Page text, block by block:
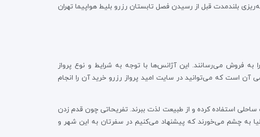
بلندمدت قبل از رسیدن فصل تابستان رزرو بلیط هواپیما تهران
به فروش می‌رسانند. این آژانس‌ها با توجه به شرایط و نوع پرواز
آن است که می‌توانید در سایت امید پرواز رزرو خرید آن را انجام
ساحلی استفاده کرده و از طبیعت لذت ببرند. تفریحاتی چون قدم زدن
به چشم می‌خورند که پیشنهاد می‌کنیم در سفرتان به این شهر و